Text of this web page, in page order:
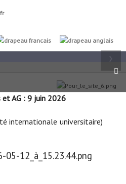
›
AG : 9 juin 2026
internationale universitaire)